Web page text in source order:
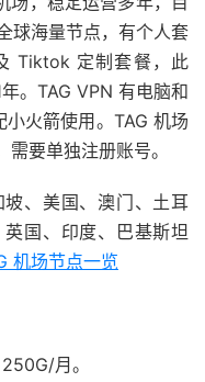
球海量节点，有个人套
Tiktok 定制套餐，此
。TAG VPN 有电脑和
火箭使用。TAG 机场
要单独注册账号。
、美国、澳门、土耳
国、印度、巴基斯坦
机场节点一览
月。